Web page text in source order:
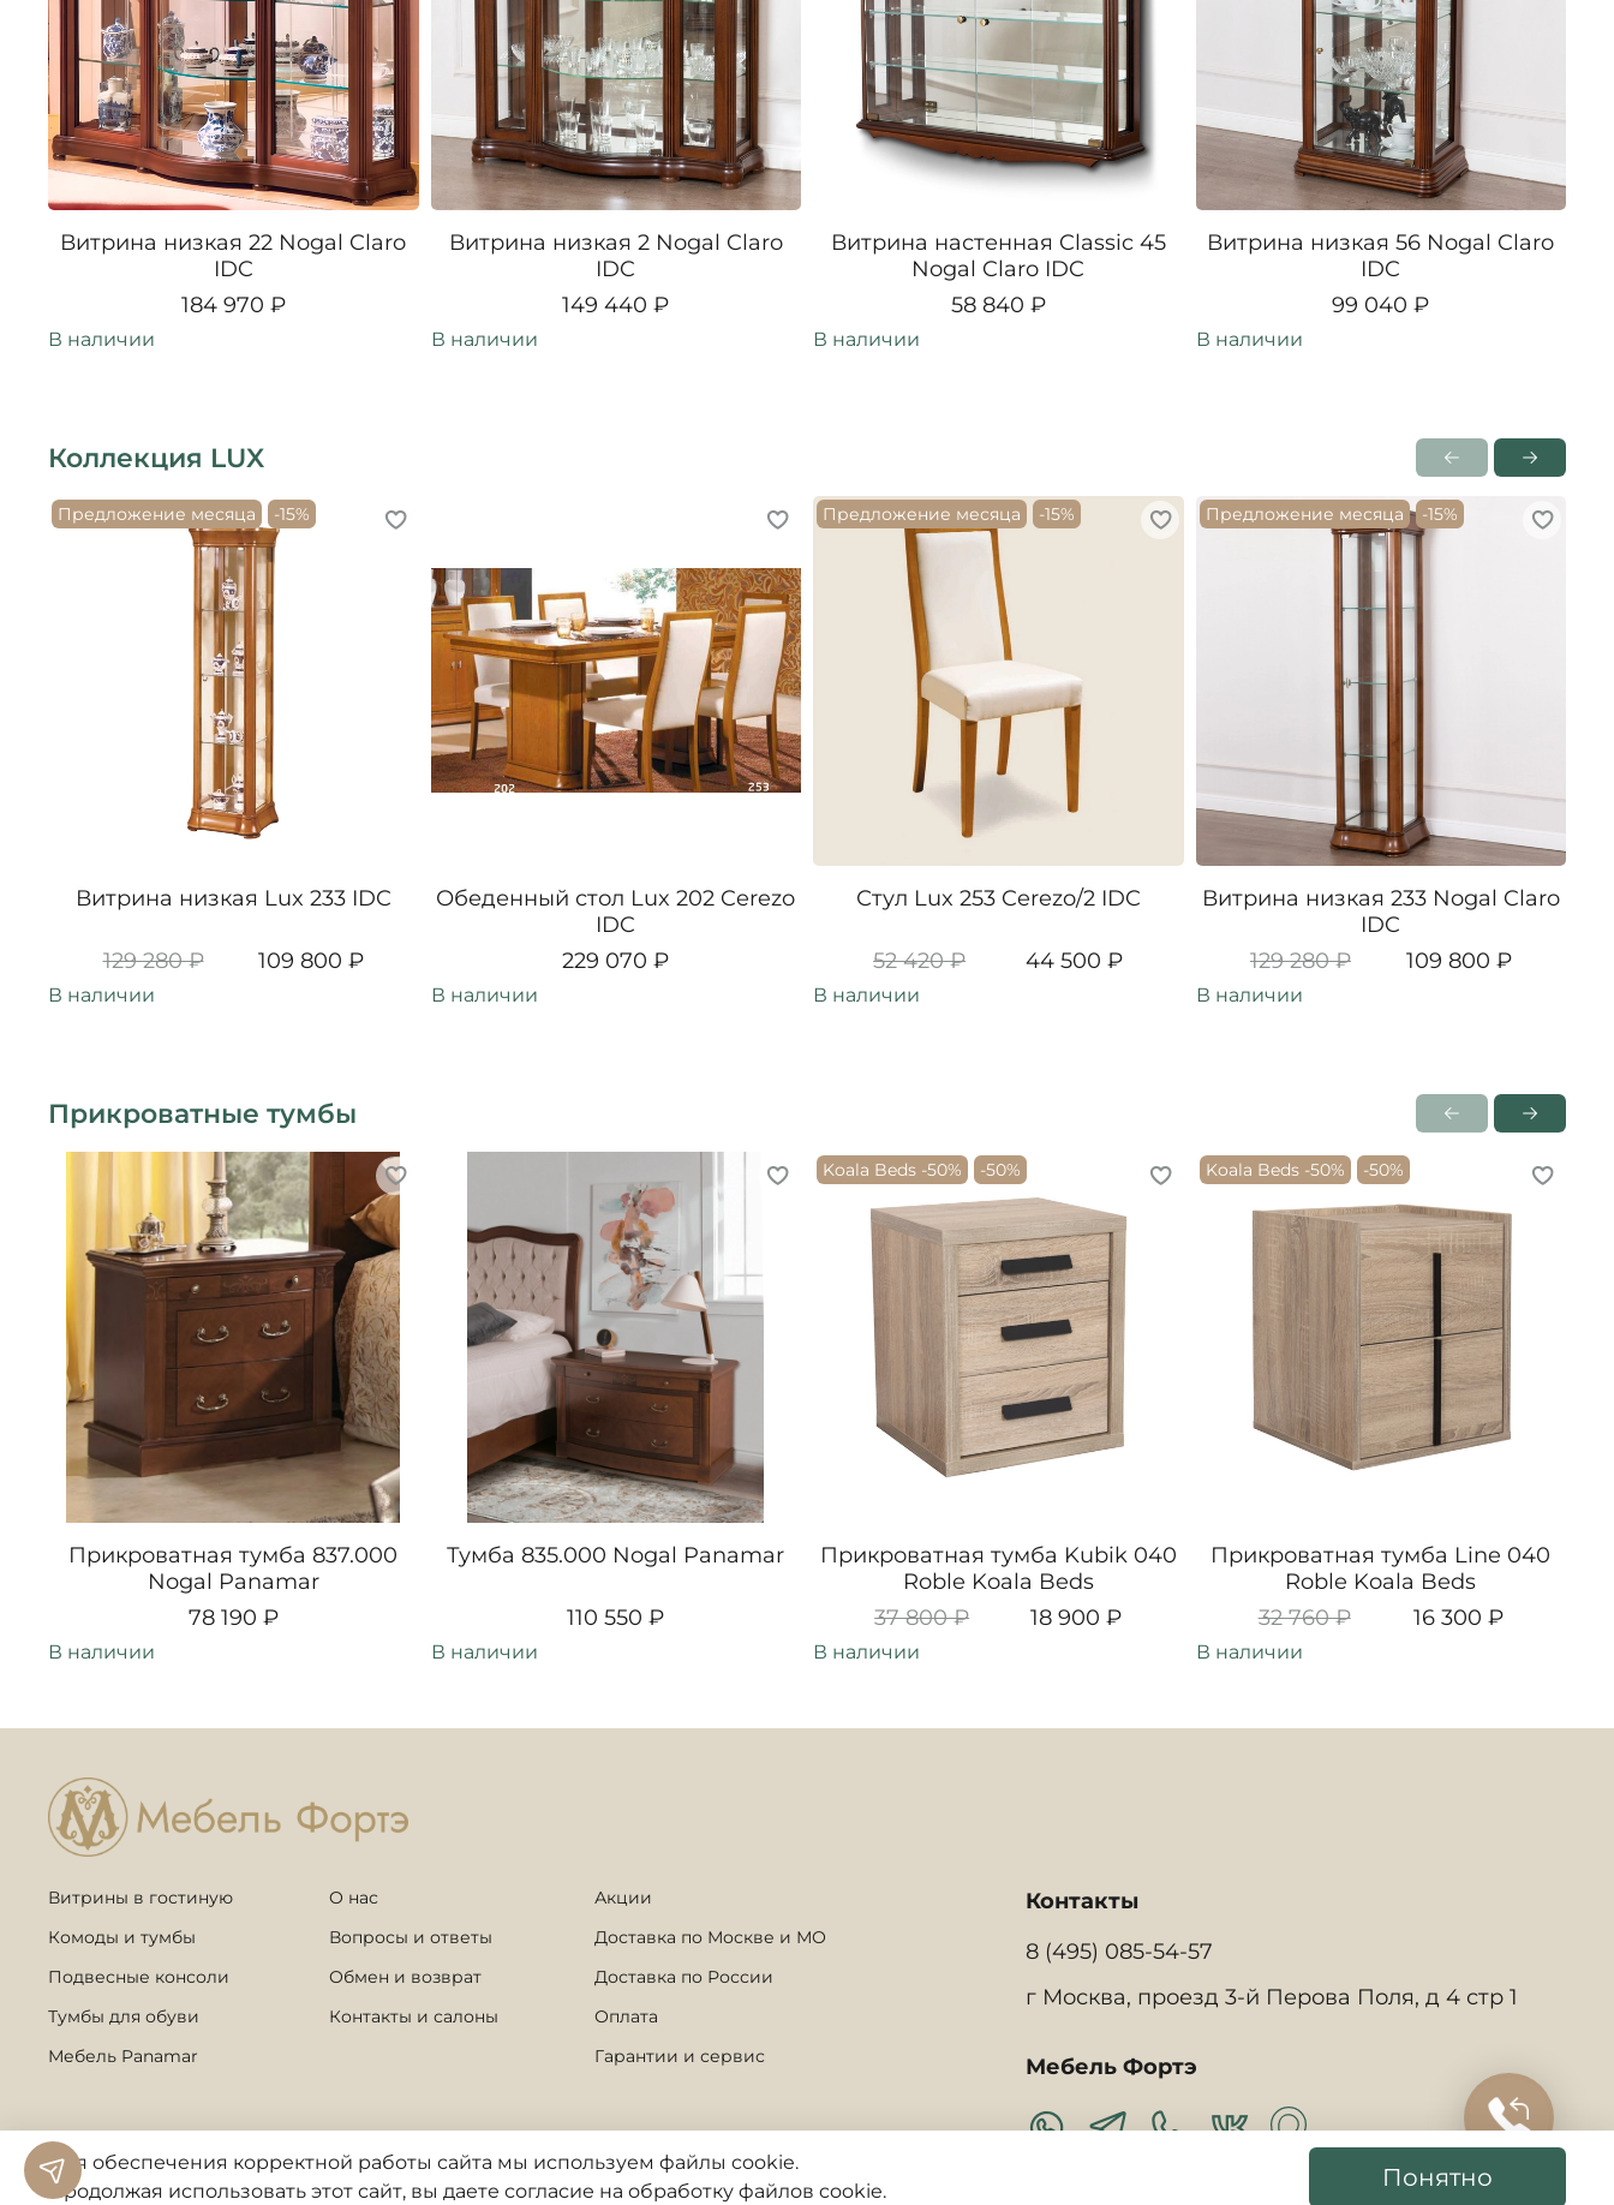
Витрина низкая 22 Nogal Claro
IDC
184 970 ₽
В наличии
Витрина низкая 2 Nogal Claro
IDC
149 440 ₽
В наличии
Витрина настенная Classic 45
Nogal Claro IDC
58 840 ₽
В наличии
Витрина низкая 56 Nogal Claro
IDC
99 040 ₽
В наличии
Коллекция LUX
Предложение месяца -15%
Витрина низкая Lux 233 IDC
129 280 ₽ 109 800 ₽
В наличии
Обеденный стол Lux 202 Cerezo
IDC
229 070 ₽
В наличии
Предложение месяца -15%
Стул Lux 253 Cerezo/2 IDC
52 420 ₽ 44 500 ₽
В наличии
Предложение месяца -15%
Витрина низкая 233 Nogal Claro
IDC
129 280 ₽
109 800 ₽
В наличии
Прикроватные тумбы
Прикроватная тумба 837.000
Nogal Panamar
78 190 ₽
В наличии
Тумба 835.000 Nogal Panamar
110 550 ₽
В наличии
Koala Beds -50% -50%
Прикроватная тумба Kubik 040
Roble Koala Beds
37 800 ₽
18 900 ₽
В наличии
Koala Beds -50% -50%
Прикроватная тумба Line 040
Roble Koala Beds
32 760 ₽
16 300 ₽
В наличии
Витрины в гостиную
Комоды и тумбы
Подвесные консоли
Тумбы для обуви
Мебель Panamar
О нас
Вопросы и ответы
Обмен и возврат
Контакты и салоны
Акции
Доставка по Москве и МО
Доставка по России
Оплата
Гарантии и сервис
Контакты
8 (495) 085-54-57
г Москва, проезд 3-й Перова Поля, д 4 стр 1
Мебель Фортэ
Для обеспечения корректной работы сайта мы используем файлы cookie.
Продолжая использовать этот сайт, вы даете согласие на обработку файлов cookie. Понятно